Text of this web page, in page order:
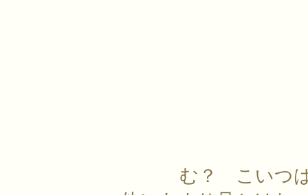
む？ こいつ